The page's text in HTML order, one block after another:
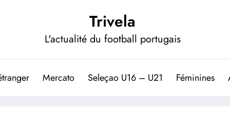
Trivela
L'actualité du football portugais
Mercato Seleçao U16 – U21 Féminines